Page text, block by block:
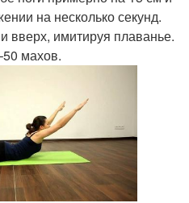
на несколько секунд.
вверх, имитируя плаванье.
махов.